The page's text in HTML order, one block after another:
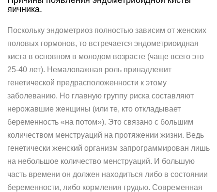
яичника.
Поскольку эндометриоз полностью зависим от женских
половых гормонов, то встречается эндометриоидная
киста в основном в молодом возрасте (чаще всего это
25-40 лет). Немаловажная роль принадлежит
генетической предрасположенности к этому
заболеванию. Но главную группу риска составляют
нерожавшие женщины (или те, кто откладывает
беременность «на потом»). Это связано с большим
количеством менструаций на протяжении жизни. Ведь
генетически женский организм запрограммирован лишь
на небольшое количество менструаций. И большую
часть времени он должен находиться либо в состоянии
беременности, либо кормления грудью. Современная